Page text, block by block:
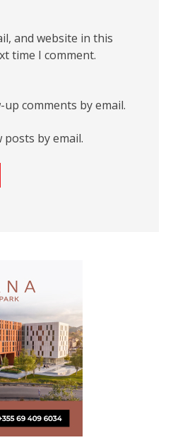
and website in this
time I comment.
comments by email.
by email.